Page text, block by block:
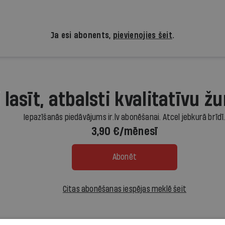
Ja esi abonents, pievienojies šeit.
lasīt, atbalsti kvalitatīvu
Iepazīšanās piedāvājums ir.lv abonēšanai. Atcel jebkurā brīdī.
3,90 €/mēnesī
Abonēt
Citas abonēšanas iespējas meklē šeit